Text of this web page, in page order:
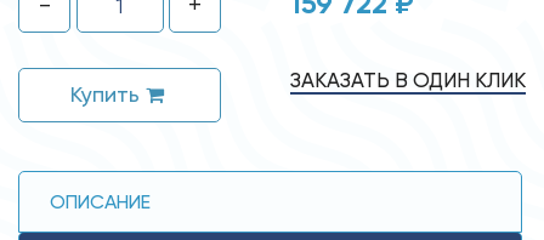
Купить
ЗАКАЗАТЬ В ОДИН КЛИК
ОПИСАНИЕ